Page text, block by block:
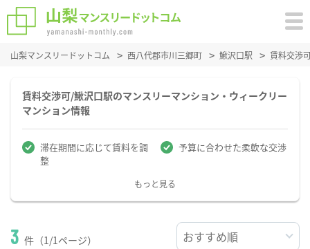
山梨マンスリードットコム 西八代郡市川三郷町 鰍沢口駅 賃料交渉
賃料交渉可/鰍沢口駅のマンスリーマンション・ウィークリー
マンション情報
滞在期間に応じて賃料を調
整
予算に合わせた柔軟な交渉
もっと見る
3 件（1/1ページ）